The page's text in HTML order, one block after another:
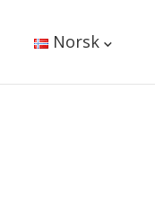
Norsk